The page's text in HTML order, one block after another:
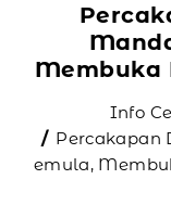
Membuka
Info
Percakapan
emula,